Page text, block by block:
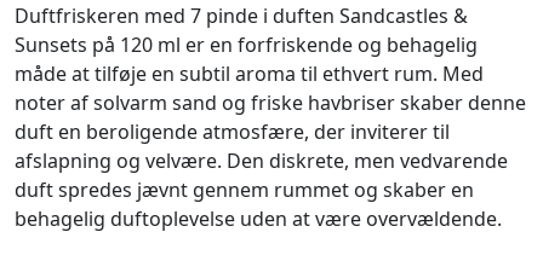
Duftfriskeren med 7 pinde i duften Sandcastles &
Sunsets på 120 ml er en forfriskende og behagelig
måde at tilføje en subtil aroma til ethvert rum. Med
noter af solvarm sand og friske havbriser skaber denne
duft en beroligende atmosfære, der inviterer til
afslapning og velvære. Den diskrete, men vedvarende
duft spredes jævnt gennem rummet og skaber en
behagelig duftoplevelse uden at være overvældende.